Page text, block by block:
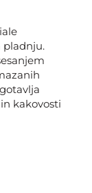
pladnju.
kakovosti